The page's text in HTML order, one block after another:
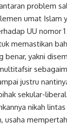
problem
umat Islam
UU nomor
memastikan
benar, yakni
justru
sekular-
nikah
usaha